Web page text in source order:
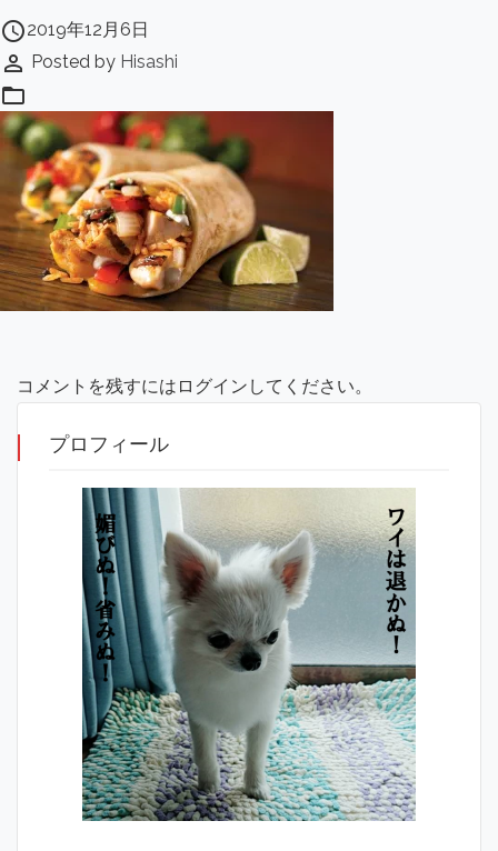
access_time2019年12月6日
perm_identity Posted by Hisashi
folder_open
コメントを残すにはログインしてください。
プロフィール